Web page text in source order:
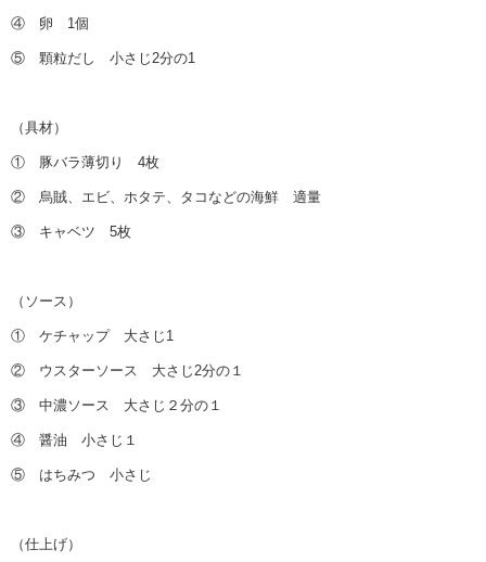
④ 卵 1個
⑤ 顆粒だし 小さじ2分の1
（具材）
① 豚バラ薄切り 4枚
② 烏賊、エビ、ホタテ、タコなどの海鮮 適量
③ キャベツ 5枚
（ソース）
① ケチャップ 大さじ1
② ウスターソース 大さじ2分の１
③ 中濃ソース 大さじ２分の１
④ 醤油 小さじ１
⑤ はちみつ 小さじ
（仕上げ）